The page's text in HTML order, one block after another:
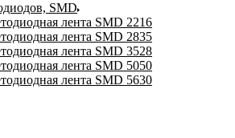
SMD
лента SMD 2216
лента SMD 2835
лента SMD 3528
лента SMD 5050
лента SMD 5630